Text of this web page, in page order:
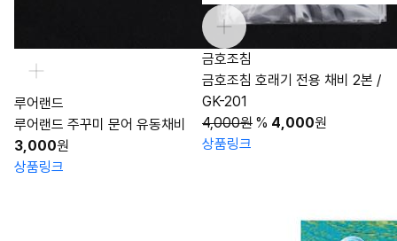
루어랜드
루어랜드 주꾸미 문어 유동채비
3,000원
상품링크
금호조침
금호조침 호래기 전용 채비 2본 /
GK-201
4,000원 % 4,000원
상품링크